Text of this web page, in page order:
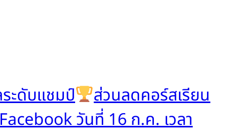
ะดับแชมป์
ส่วนลดคอร์สเรียน
วันที่ 16 ก.ค. เวลา